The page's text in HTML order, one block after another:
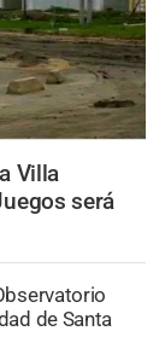
Villa
será
de Santa